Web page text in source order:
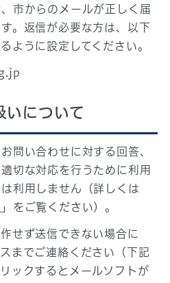
市からのメールが正しく届
。返信が必要な方は、以下
ように設定してください。
いについて
問い合わせに対する回答、
切な対応を行うために利用
利用しません（詳しくは
」をご覧ください）。
せず送信できない場合に
までご連絡ください（下記
ックするとメールソフトが